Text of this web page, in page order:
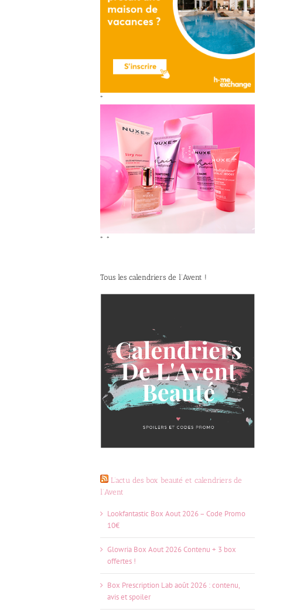
*
* *
Tous les calendriers de l’Avent !
L’actu des box beauté et calendriers de
l’Avent
Lookfantastic Box Aout 2026 – Code Promo
10€
Glowria Box Aout 2026 Contenu + 3 box
offertes !
Box Prescription Lab août 2026 : contenu,
avis et spoiler